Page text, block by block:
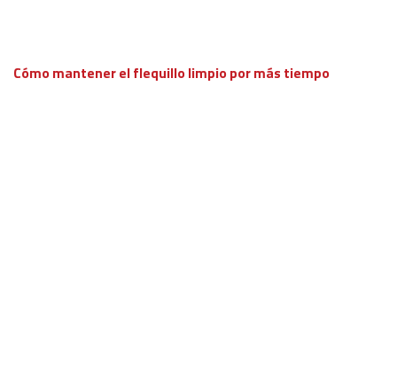
Cómo mantener el flequillo limpio por más tiempo